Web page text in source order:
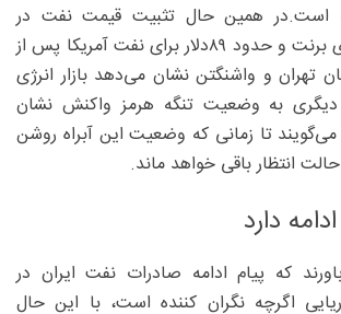
است.در همین حال تثبیت قیمت نفت در
محدوده ۹۸‌دلار برای برنت و حدود ۸۹‌دلار برای نفت آمریکا پس از
و واشنگتن نشان می‌دهد بازار انرژی
به وضعیت تنگه هرمز واکنش نشان
تا زمانی که وضعیت این آبراه روشن
انتظار باقی خواهد ماند.
دارد
که پیام ادامه صادرات نفت ایران در
اگرچه نگران کننده است، با این حال